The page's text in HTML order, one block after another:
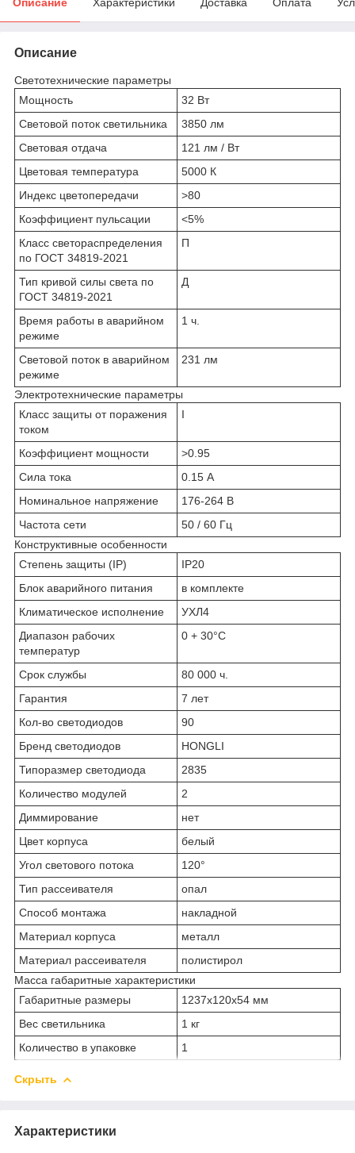
Описание
Светотехнические параметры
Мощность
32 Вт
Световой поток светильника
3850 лм
Световая отдача
121 лм / Вт
Цветовая температура
5000 К
Индекс цветопередачи
>80
Коэффициент пульсации
<5%
Класс светораспределения
по ГОСТ 34819-2021
П
Тип кривой силы света по
ГОСТ 34819-2021
Д
Время работы в аварийном
режиме
1 ч.
Световой поток в аварийном
режиме
231 лм
Электротехнические параметры
Класс защиты от поражения
током
I
Коэффициент мощности
>0.95
Сила тока
0.15 А
Номинальное напряжение
176-264 В
Частота сети
50 / 60 Гц
Конструктивные особенности
Степень защиты (IP)
IP20
Блок аварийного питания
в комплекте
Климатическое исполнение
УХЛ4
Диапазон рабочих
температур
0 + 30°C
Срок службы
80 000 ч.
Гарантия
7 лет
Кол-во светодиодов
90
Бренд светодиодов
HONGLI
Типоразмер светодиода
2835
Количество модулей
2
Диммирование
нет
Цвет корпуса
белый
Угол светового потока
120°
Тип рассеивателя
опал
Способ монтажа
накладной
Материал корпуса
металл
Материал рассеивателя
полистирол
Масса габаритные характеристики
Габаритные размеры
1237х120х54 мм
Вес светильника
1 кг
Количество в упаковке
1
Скрыть
Характеристики